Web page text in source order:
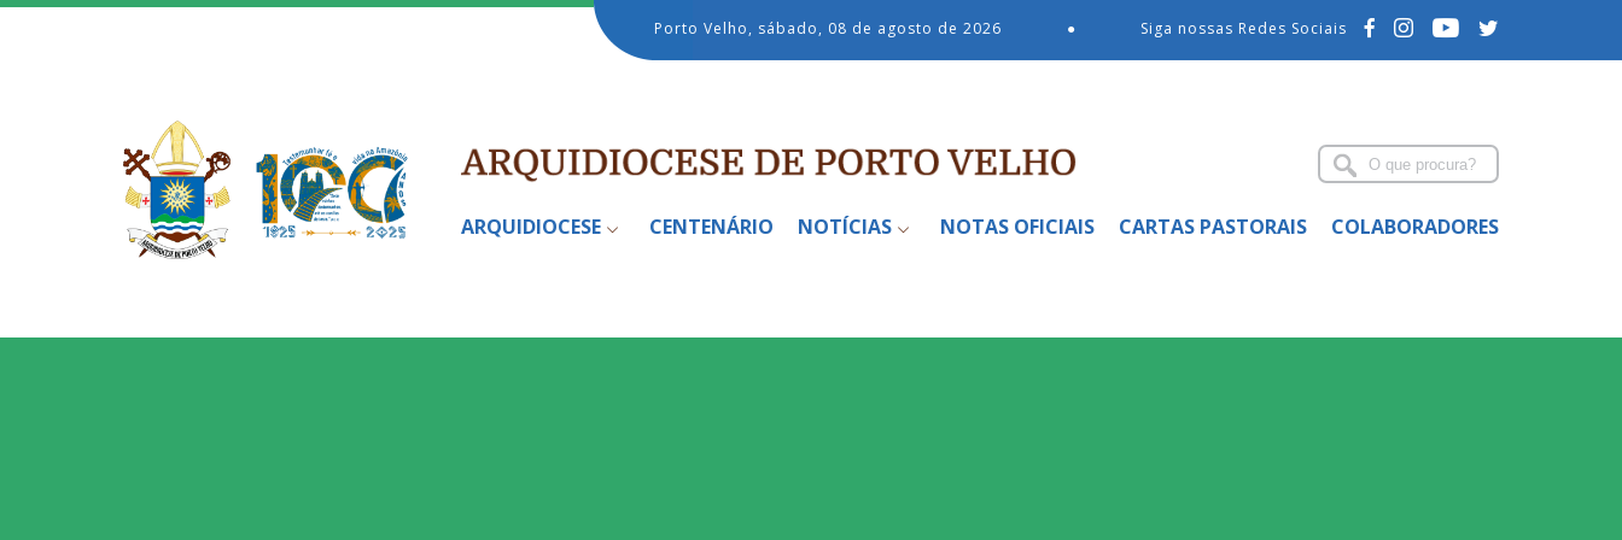
Porto Velho, sábado, 08 de agosto de 2026 ● Siga nossas Redes Sociais
ARQUIDIOCESE CENTENÁRIO NOTÍCIAS NOTAS OFICIAIS CARTAS PASTORAIS COLABORADORES